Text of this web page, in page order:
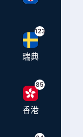
123
瑞典
85
香港